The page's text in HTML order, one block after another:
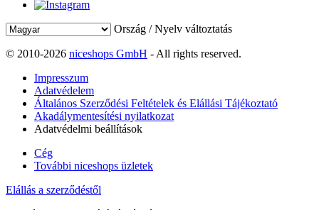
Ország / Nyelv változtatás
© 2010-2026 niceshops GmbH - All rights reserved.
Impresszum
Adatvédelem
Általános Szerződési Feltételek és Elállási Tájékoztató
Akadálymentesítési nyilatkozat
Adatvédelmi beállítások
Cég
További niceshops üzletek
Elállás a szerződéstől